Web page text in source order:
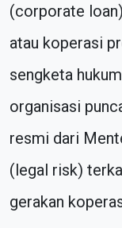
(corporate
atau koperasi
sengketa
organisasi
resmi dari
(legal risk)
gerakan